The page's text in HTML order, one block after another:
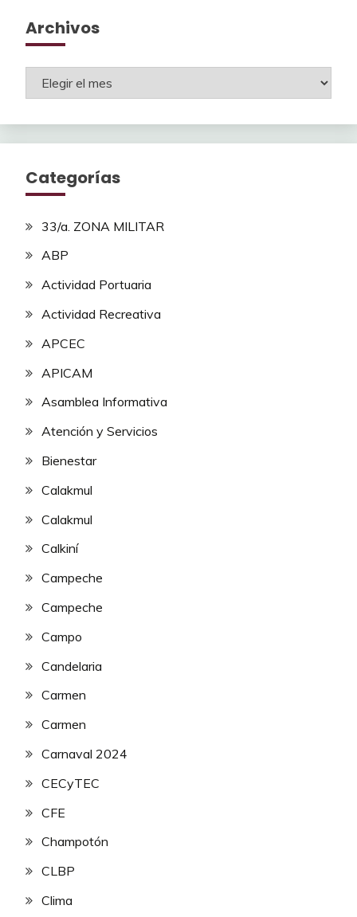
Archivos
Archivos
Categorías
33/a. ZONA MILITAR
ABP
Actividad Portuaria
Actividad Recreativa
APCEC
APICAM
Asamblea Informativa
Atención y Servicios
Bienestar
Calakmul
Calakmul
Calkiní
Campeche
Campeche
Campo
Candelaria
Carmen
Carmen
Carnaval 2024
CECyTEC
CFE
Champotón
CLBP
Clima